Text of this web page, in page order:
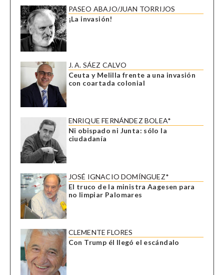
PASEO ABAJO/JUAN TORRIJOS
¡La invasión!
J. A. SÁEZ CALVO
Ceuta y Melilla frente a una invasión
con coartada colonial
ENRIQUE FERNÁNDEZ BOLEA*
Ni obispado ni Junta: sólo la
ciudadanía
JOSÉ IGNACIO DOMÍNGUEZ*
El truco de la ministra Aagesen para
no limpiar Palomares
CLEMENTE FLORES
Con Trump él llegó el escándalo